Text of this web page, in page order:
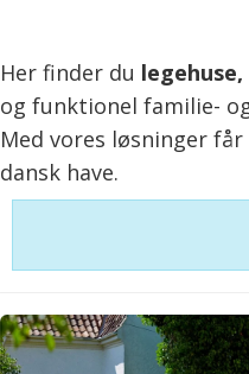
Her finder du
og funktionel familie-
Med vores løsninger får
dansk have.